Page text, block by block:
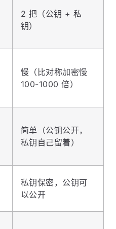
2 把（公钥 + 私
钥）
慢（比对称加密慢
100-1000 倍）
简单（公钥公开，
私钥自己留着）
私钥保密，公钥可
以公开